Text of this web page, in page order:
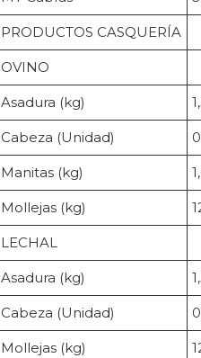
PRODUCTOS CASQUERÍA
OVINO
Asadura (kg)
Cabeza (Unidad)
Manitas (kg)
Mollejas (kg)
LECHAL
Asadura (kg)
Cabeza (Unidad)
Mollejas (kg)